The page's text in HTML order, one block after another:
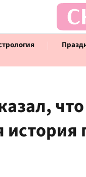
Говорят